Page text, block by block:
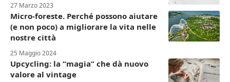
27 Marzo 2023
Micro-foreste. Perché possono aiutare
(e non poco) a migliorare la vita nelle
nostre città
25 Maggio 2024
Upcycling: la “magia” che dà nuovo
valore al vintage